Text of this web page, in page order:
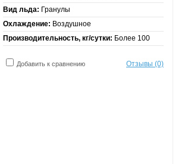
Вид льда: Гранулы
Охлаждение: Воздушное
Производительность, кг/сутки: Более 100
Добавить к сравнению Отзывы (0)